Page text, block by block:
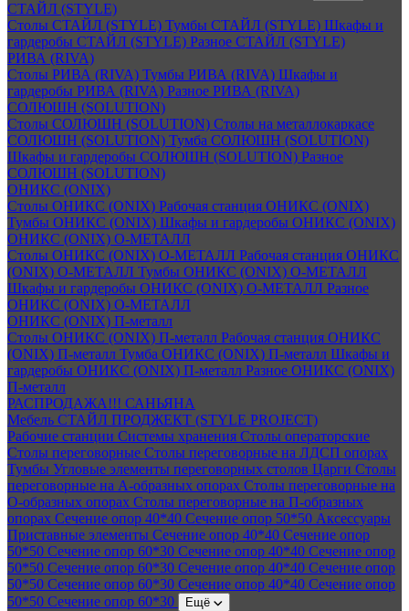
СТАЙЛ (STYLE)
Столы СТАЙЛ (STYLE) Тумбы СТАЙЛ (STYLE) Шкафы и
гардеробы СТАЙЛ (STYLE) Разное СТАЙЛ (STYLE)
РИВА (RIVA)
Столы РИВА (RIVA) Тумбы РИВА (RIVA) Шкафы и
гардеробы РИВА (RIVA) Разное РИВА (RIVA)
СОЛЮШН (SOLUTION)
Столы СОЛЮШН (SOLUTION) Столы на металлокаркасе
СОЛЮШН (SOLUTION) Тумба СОЛЮШН (SOLUTION)
Шкафы и гардеробы СОЛЮШН (SOLUTION) Разное
СОЛЮШН (SOLUTION)
ОНИКС (ONIX)
Столы ОНИКС (ONIX) Рабочая станция ОНИКС (ONIX)
Тумбы ОНИКС (ONIX) Шкафы и гардеробы ОНИКС (ONIX)
ОНИКС (ONIX) O-МЕТАЛЛ
Столы ОНИКС (ONIX) O-МЕТАЛЛ Рабочая станция ОНИКС
(ONIX) O-МЕТАЛЛ Тумбы ОНИКС (ONIX) O-МЕТАЛЛ
Шкафы и гардеробы ОНИКС (ONIX) O-МЕТАЛЛ Разное
ОНИКС (ONIX) O-МЕТАЛЛ
ОНИКС (ONIX) П-металл
Столы ОНИКС (ONIX) П-металл Рабочая станция ОНИКС
(ONIX) П-металл Тумба ОНИКС (ONIX) П-металл Шкафы и
гардеробы ОНИКС (ONIX) П-металл Разное ОНИКС (ONIX)
П-металл
РАСПРОДАЖА!!! САНЬЯНА
Мебель СТАЙЛ ПРОДЖЕКТ (STYLE PROJECT)
Рабочие станции Системы хранения Столы операторские
Столы переговорные Столы переговорные на ЛДСП опорах
Тумбы Угловые элементы переговорных столов Царги Столы
переговорные на А-образных опорах Столы переговорные на
О-образных опорах Столы переговорные на П-образных
опорах Сечение опор 40*40 Сечение опор 50*50 Аксессуары
Приставные элементы Сечение опор 40*40 Сечение опор
50*50 Сечение опор 60*30 Сечение опор 40*40 Сечение опор
50*50 Сечение опор 60*30 Сечение опор 40*40 Сечение опор
50*50 Сечение опор 60*30 Сечение опор 40*40 Сечение опор
50*50 Сечение опор 60*30 Ещё